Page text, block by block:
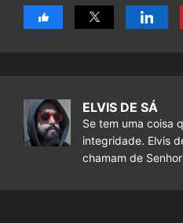
ELVIS DE SÁ
Se tem uma coisa
integridade. Elvis
chamam de